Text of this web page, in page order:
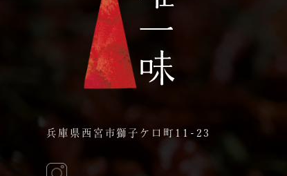
兵庫県西宮市獅子ケ口町11-23